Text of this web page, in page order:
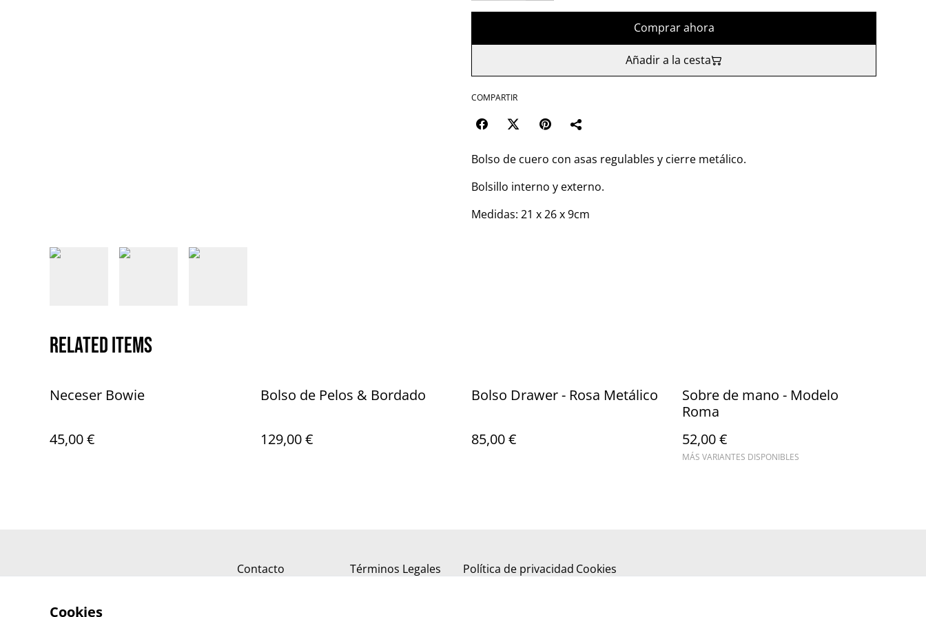
Comprar ahora
Añadir a la cesta
COMPARTIR
Bolso de cuero con asas regulables y cierre metálico.
Bolsillo interno y externo.
Medidas: 21 x 26 x 9cm
Related items
Neceser Bowie
45,00 €
Bolso de Pelos & Bordado
129,00 €
Bolso Drawer - Rosa Metálico
85,00 €
Sobre de mano - Modelo
Roma
52,00 €
MÁS VARIANTES DISPONIBLES
Contacto Términos Legales Política de privacidad Cookies
Cookies